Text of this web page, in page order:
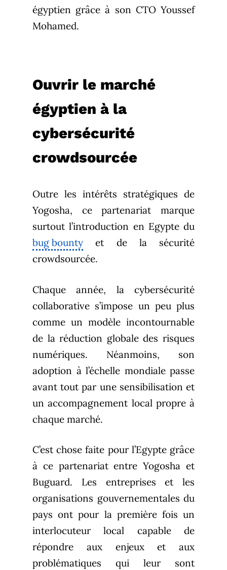
égyptien grâce à son CTO Youssef
Mohamed.
Ouvrir le marché
égyptien à la
cybersécurité
crowdsourcée
Outre les intérêts stratégiques de
Yogosha, ce partenariat marque
surtout l’introduction en Egypte du
bug bounty et de la sécurité
crowdsourcée.
Chaque année, la cybersécurité
collaborative s’impose un peu plus
comme un modèle incontournable
de la réduction globale des risques
numériques. Néanmoins, son
adoption à l’échelle mondiale passe
avant tout par une sensibilisation et
un accompagnement local propre à
chaque marché.
C’est chose faite pour l’Egypte grâce
à ce partenariat entre Yogosha et
Buguard. Les entreprises et les
organisations gouvernementales du
pays ont pour la première fois un
interlocuteur local capable de
répondre aux enjeux et aux
problématiques qui leur sont